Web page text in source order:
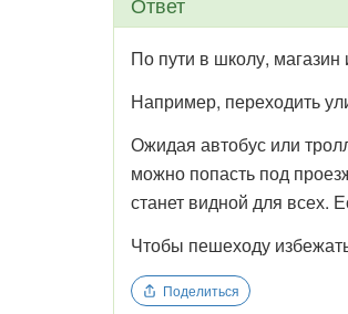
По пути в школу, магазин
Например, переходить
Ожидая автобус или
можно попасть под
станет видной для всех.
Чтобы пешеходу
Поделиться